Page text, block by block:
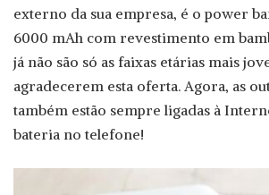
externo da sua empresa, é o power
6000 mAh com revestimento em
já não são só as faixas etárias mais
agradecerem esta oferta. Agora, as
também estão sempre ligadas à
bateria no telefone!